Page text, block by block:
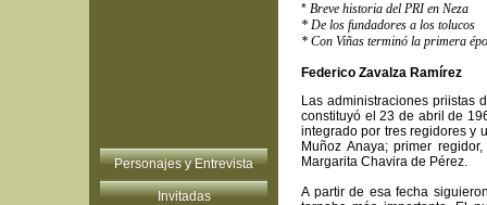
Personajes y Entrevista
Invitadas
* Breve historia del PRI en Neza
* De los fundadores a los tolucos
* Con Viñas terminó la primera
Federico Zavalza Ramírez
Las administraciones priistas
constituyó el 23 de abril de
integrado por tres regidores y
Muñoz Anaya; primer
Margarita Chavira de Pérez.
A partir de esa fecha